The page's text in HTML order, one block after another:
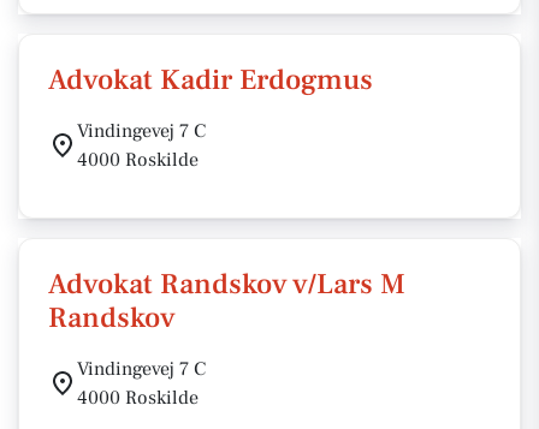
Advokat Kadir Erdogmus
Vindingevej 7 C
4000 Roskilde
Advokat Randskov v/Lars M
Randskov
Vindingevej 7 C
4000 Roskilde